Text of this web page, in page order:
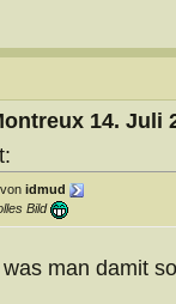
14. Juli
idmud
Bild
man damit